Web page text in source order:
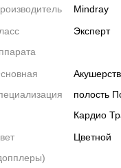
Mindray
Эксперт
полость
Кардио
Цветной